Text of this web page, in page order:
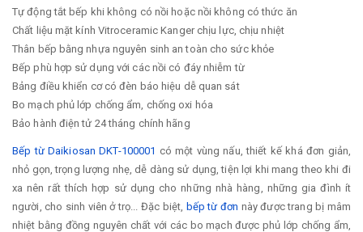
Tự động tắt bếp khi không có nồi hoặc nồi không có thức ăn
Chất liệu mặt kính Vitroceramic Kanger chịu lực, chịu nhiệt
Thân bếp bằng nhựa nguyên sinh an toàn cho sức khỏe
Bếp phù hợp sử dụng với các nồi có đáy nhiễm từ
Bảng điều khiển cơ có đèn báo hiệu dễ quan sát
Bo mạch phủ lớp chống ẩm, chống oxi hóa
Bảo hành điện tử 24 tháng chính hãng
Bếp từ Daikiosan DKT-100001 có một vùng nấu, thiết kế khá đơn giản,
nhỏ gọn, trọng lượng nhẹ, dễ dàng sử dụng, tiện lợi khi mang theo khi đi
xa nên rất thích hợp sử dụng cho những nhà hàng, những gia đình ít
người, cho sinh viên ở trọ... Đặc biệt, bếp từ đơn này được trang bị mâm
nhiệt bằng đồng nguyên chất với các bo mạch được phủ lớp chống ẩm,